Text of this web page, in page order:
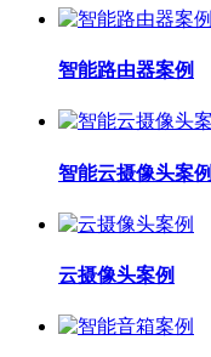
智能路由器案例
智能云摄像头案例
云摄像头案例